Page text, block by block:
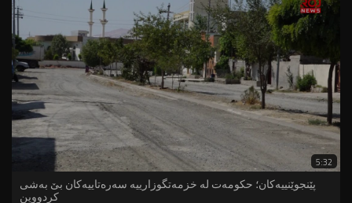
5:32
پێنجوێنییه‌كان؛ حكومه‌ت له‌ خزمه‌تگوزارییه‌ سه‌ره‌تاییه‌كان بێ به‌شی
كردووین‌